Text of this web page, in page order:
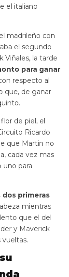
el italiano
madrileño con
el segundo
Viñales, la tarde
para ganar
respecto al
que, de ganar
de piel, el
Ricardo
que Martin no
cada vez mas
uno para
dos primeras
mientras
que el del
y Maverick
vueltas.